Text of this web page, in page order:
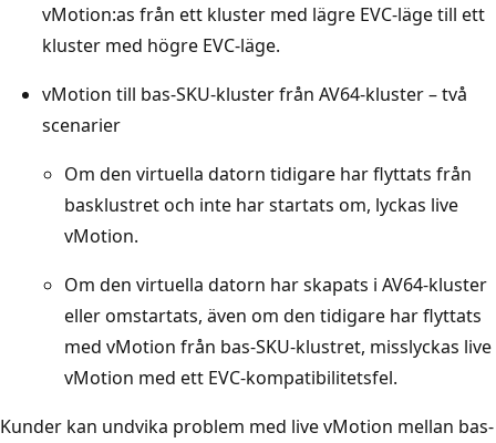
vMotion:as från ett kluster med lägre EVC-läge till ett
kluster med högre EVC-läge.
vMotion till bas-SKU-kluster från AV64-kluster – två
scenarier
Om den virtuella datorn tidigare har flyttats från
basklustret och inte har startats om, lyckas live
vMotion.
Om den virtuella datorn har skapats i AV64-kluster
eller omstartats, även om den tidigare har flyttats
med vMotion från bas-SKU-klustret, misslyckas live
vMotion med ett EVC-kompatibilitetsfel.
Kunder kan undvika problem med live vMotion mellan bas-